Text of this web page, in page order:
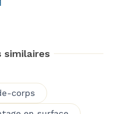
similaires
corps